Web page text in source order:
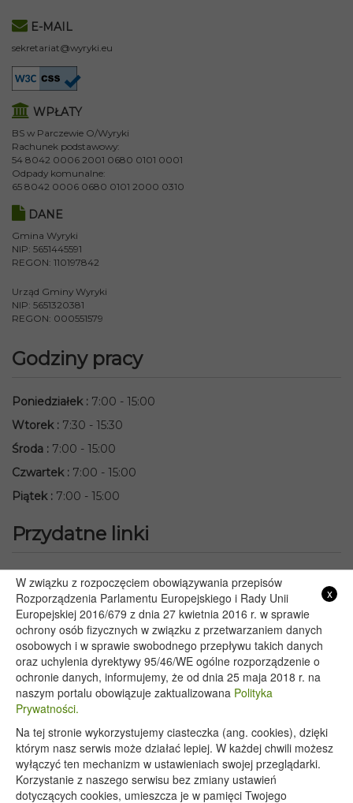
E-MAIL
sekretariat@wyryki.eu
WPŁATY
BS w Parczewie O/Wyryki
Rachunek podstawowy:
54 8042 0006 2001 0680 0101 0001
Odpady komunalne:
65 8042 0006 0680 0101 2000 0310
DANE
Gmina Wyryki
NIP: 5651445591
REGON: 110197842
Urząd Gminy Wyryki
NIP: 5651320381
REGON: 000551579
Godziny pracy
Poniedziałek: 7:00 - 15:00
Wtorek: 7:30 - 15:30
Środa : 7:00 - 15:00
Czwartek: 7:00 - 15:00
Piątek: 7:00 - 15:00
Przydatne linki
Starostwo Powiatowe we Włodawie
Lubelski Urząd Wojewódzki w Lublinie
Urząd Marszałkowski Województwa Lubelskiego w Lublinie
Serwis Rzeczypospolitej Polskiej
PGE – Planowane wyłączenia prądu
Poczta E-mail
Copyright 2020@ - Urząd Gminy Wyryki
x
W związku z rozpoczęciem obowiązywania przepisów
Rozporządzenia Parlamentu Europejskiego i Rady Unii
Europejskiej 2016/679 z dnia 27 kwietnia 2016 r. w sprawie
ochrony osób fizycznych w związku z przetwarzaniem danych
osobowych i w sprawie swobodnego przepływu takich danych
oraz uchylenia dyrektywy 95/46/WE ogólne rozporządzenie o
ochronie danych, informujemy, że od dnia 25 maja 2018 r. na
naszym portalu obowiązuje zaktualizowana Polityka
Prywatności.
Na tej stronie wykorzystujemy ciasteczka (ang. cookies), dzięki
którym nasz serwis może działać lepiej. W każdej chwili możesz
wyłączyć ten mechanizm w ustawieniach swojej przeglądarki.
Korzystanie z naszego serwisu bez zmiany ustawień
dotyczących cookies, umieszcza je w pamięci Twojego